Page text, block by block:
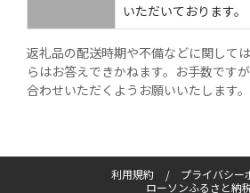
いただいております。
返礼品の配送時期や不備などに関して
らはお答えできかねます。お手数です
合わせいただくようお願いいたします。
利用規約
プライバシー
ローソンふるさと納